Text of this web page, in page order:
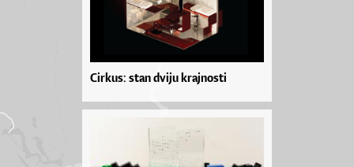
Cirkus: stan dviju krajnosti